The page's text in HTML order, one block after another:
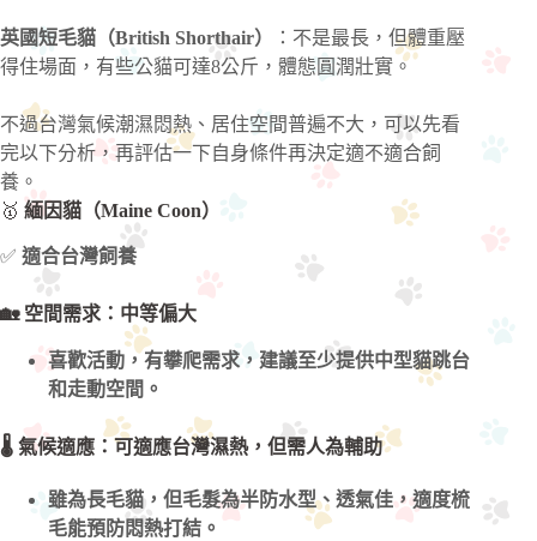
英國短毛貓（British Shorthair）
：不是最長，但體重壓
得住場面，有些公貓可達8公斤，體態圓潤壯實。
不過台灣氣候潮濕悶熱、居住空間普遍不大，可以先看
完以下分析，再評估一下自身條件再決定適不適合飼
養。
🥇 緬因貓（Maine Coon）
✅ 適合台灣飼養
🏡 空間需求：中等偏大
喜歡活動，有攀爬需求，建議至少提供中型貓跳台
和走動空間。
🌡️ 氣候適應：可適應台灣濕熱，但需人為輔助
雖為長毛貓，但毛髮為半防水型、透氣佳，適度梳
毛能預防悶熱打結。